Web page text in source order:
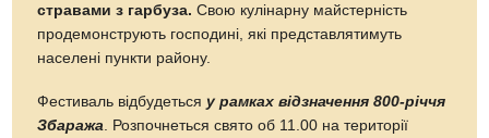
стравами з гарбуза. Свою кулінарну майстерність
продемонструють господині, які представлятимуть
населені пункти району.
Фестиваль відбудеться у рамках відзначення 800-річчя
Збаража . Розпочнеться свято об 11.00 на території